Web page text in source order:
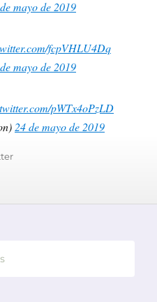
mayo de 2019
fcpVHLU4Dq
mayo de 2019
pWTx4oPzLD
24 de mayo de 2019